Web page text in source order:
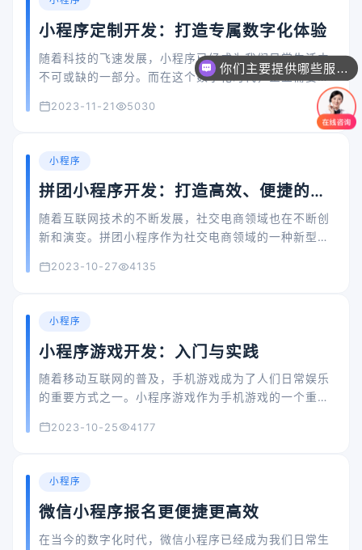
小程序定制开发：打造专属数字化体验
随着科技的飞速发展，小程序已经成为我们日常生活中
不可或缺的一部分。而在这个数字化时代，企业需要打
造专属的小程序，以满足用户个性化需求，提升品牌影
响力。本文将详细介绍小程序定制开发的重要性及优
2023-11-21 5030
小程序
拼团小程序开发：打造高效、便捷的社
交电商新模式
随着互联网技术的不断发展，社交电商领域也在不断创
新和演变。拼团小程序作为社交电商领域的一种新型商
来越多的开发者和企业的关注。本文将探讨拼团小程序
2023-10-27 4135
小程序
小程序游戏开发：入门与实践
随着移动互联网的普及，手机游戏成为了人们日常娱乐
的重要方式之一。小程序游戏作为手机游戏的一个重要
了越来越多的开发者和玩家的关注。本文将介绍小程序
2023-10-25 4177
小程序
微信小程序报名更便捷更高效
在当今的数字化时代，微信小程序已经成为我们日常生
你们主要提供哪些服务？可以根据需求定制吗？